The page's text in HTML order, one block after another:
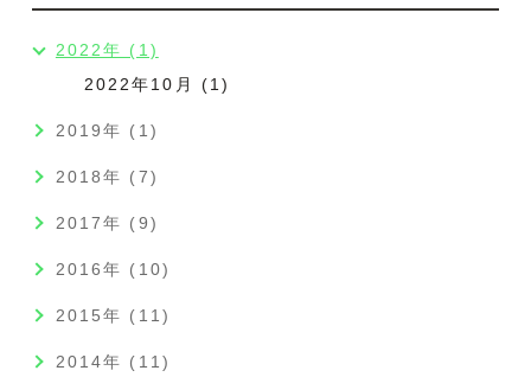
2022年 (1)
2022年10月 (1)
2019年 (1)
2018年 (7)
2017年 (9)
2016年 (10)
2015年 (11)
2014年 (11)